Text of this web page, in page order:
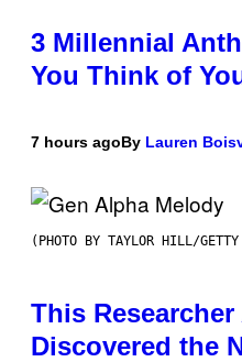
3 Millennial
You Think of
7 hours agoBy Lauren
(PHOTO BY TAYLOR HILL/
This
Discovered the